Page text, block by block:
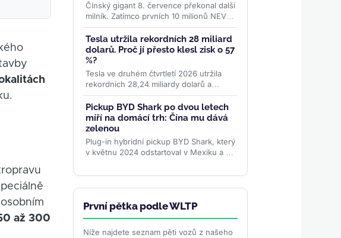
až 300
Čínský gigant 8. července překonal další
milník. Zatímco prvních 10 milionů NEV
stavěl 30 let, poslední 2 miliony přidal za
necelých...>>
Tesla utržila rekordních 28 miliard
dolarů. Proč jí přesto klesl zisk o 57
%?
Tesla ve druhém čtvrtletí 2026 utržila
rekordních 28,24 miliardy dolarů a
poprvé překonala 100 miliard v ročních
tržbách. Provozní zisk... >>
Pickup BYD Shark po dvou letech
míří na domácí trh: Čína mu dává
zelenou
Plug-in hybridní pickup BYD Shark, který
v květnu 2024 odstartoval v Mexiku a od
se po dvou...>>
První pětka podle WLTP
Níže najdete seznam pěti vozů z našeho